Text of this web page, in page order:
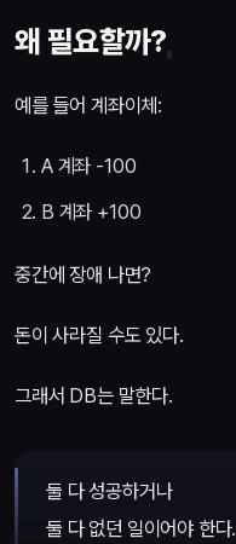
왜 필요할까?
예를 들어 계좌이체:
A 계좌 -100
B 계좌 +100
중간에 장애 나면?
돈이 사라질 수도 있다.
그래서 DB는 말한다.
둘 다 성공하거나
둘 다 없던 일이어야 한다.